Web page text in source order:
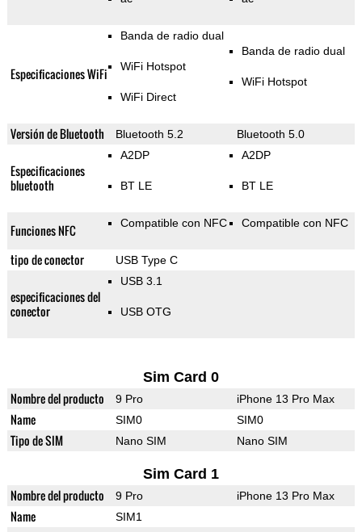
Especificaciones WiFi
Banda de radio dual
WiFi Hotspot
WiFi Direct
Banda de radio dual
WiFi Hotspot
Versión de Bluetooth Bluetooth 5.2 Bluetooth 5.0
Especificaciones
bluetooth
A2DP
BT LE
A2DP
BT LE
Funciones NFC Compatible con NFC Compatible con NFC
tipo de conector USB Type C
especificaciones del
conector
USB 3.1
USB OTG
Sim Card 0
Nombre del producto 9 Pro iPhone 13 Pro Max
Name SIM0 SIM0
Tipo de SIM Nano SIM Nano SIM
Sim Card 1
Nombre del producto 9 Pro iPhone 13 Pro Max
Name SIM1